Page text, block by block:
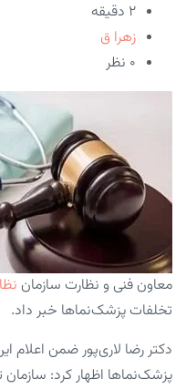
2 دقیقه
زهرا ق
۰ نظر
معاون فنی و نظارت سازمان
تخلفات پزشک‌نماها خبر داد.
دکتر رضا لاری‌پور ضمن اعلام
پزشک‌نماها اظهار کرد: سازمان